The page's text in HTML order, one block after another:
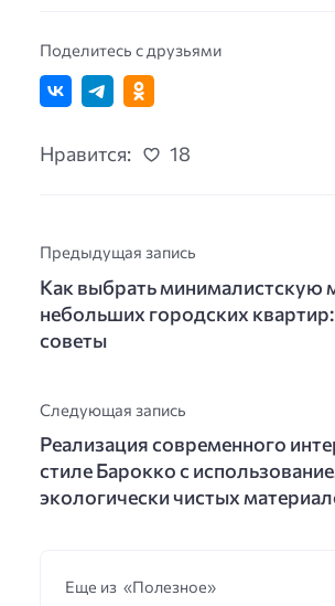
Поделитесь с друзьями
Нравится: 18
Предыдущая запись
Как выбрать минималистскую
небольших городских
советы
Следующая запись
Реализация современного
стиле Барокко с
экологически чистых
Еще из «Полезное»